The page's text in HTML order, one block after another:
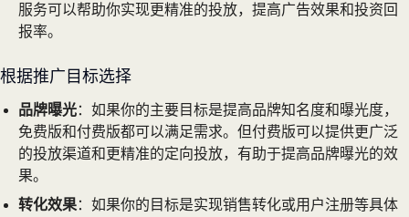
服务可以帮助你实现更精准的投放，提高广告效果和投资回
报率。
根据推广目标选择
品牌曝光：如果你的主要目标是提高品牌知名度和曝光度，
免费版和付费版都可以满足需求。但付费版可以提供更广泛
的投放渠道和更精准的定向投放，有助于提高品牌曝光的效
果。
转化效果：如果你的目标是实现销售转化或用户注册等具体